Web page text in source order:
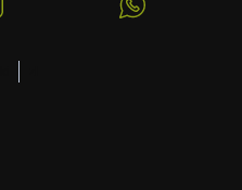
(Otwiera
nowej
(Otwiera